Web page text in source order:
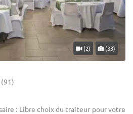
(2) (33)
: Libre choix du traiteur pour votre